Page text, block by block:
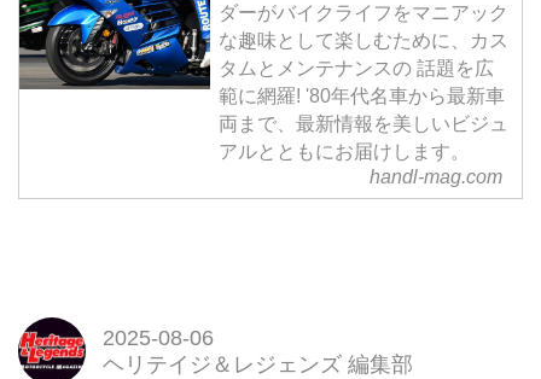
ダーがバイクライフをマニアック
な趣味として楽しむために、カス
タムとメンテナンスの 話題を広
範に網羅! '80年代名車から最新車
両まで、最新情報を美しいビジュ
アルとともにお届けします。
handl-mag.com
2025-08-06
ヘリテイジ＆レジェンズ 編集部